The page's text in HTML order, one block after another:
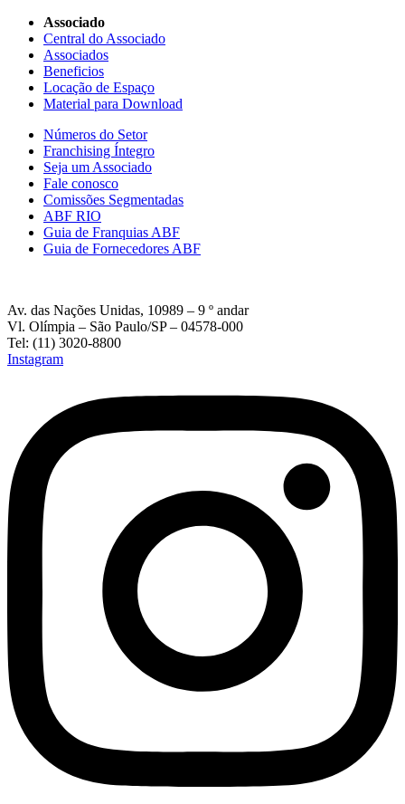
Associado
Central do Associado
Associados
Beneficios
Locação de Espaço
Material para Download
Números do Setor
Franchising Íntegro
Seja um Associado
Fale conosco
Comissões Segmentadas
ABF RIO
Guia de Franquias ABF
Guia de Fornecedores ABF
Av. das Nações Unidas, 10989 – 9 º andar
Vl. Olímpia – São Paulo/SP – 04578-000
Tel: (11) 3020-8800
Instagram